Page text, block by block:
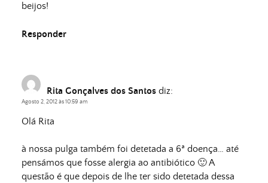
beijos!
Responder
Rita Gonçalves dos Santos diz:
Agosto 2, 2012 às 10:59 am
Olá Rita
à nossa pulga também foi detetada a 6ª doença… até
pensámos que fosse alergia ao antibiótico 🙂 A
questão é que depois de lhe ter sido detetada dessa